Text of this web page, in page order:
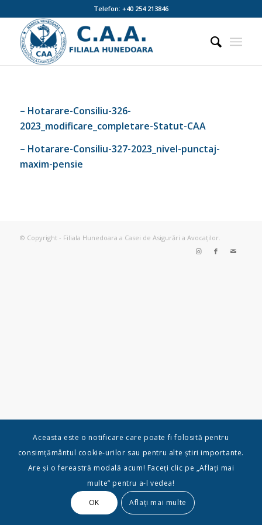
Telefon: +40 254 213846
– Hotarare-Consiliu-326-
2023_modificare_completare-Statut-CAA
– Hotarare-Consiliu-327-2023_nivel-punctaj-
maxim-pensie
© Copyright - Filiala Hunedoara a Casei de Asigurări a Avocaților.
Aceasta este o notificare care poate fi folosită pentru
consimțământul cookie-urilor sau pentru alte știri importante.
Are și o fereastră modală acum! Faceți clic pe „Aflați mai
multe” pentru a-l vedea!
OK
Aflați mai multe